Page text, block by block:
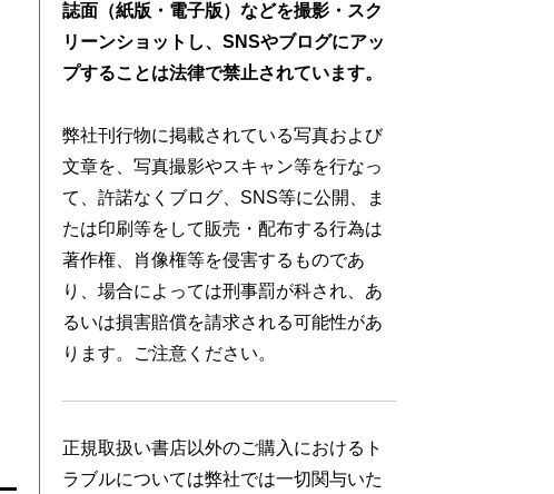
誌面（紙版・電子版）などを撮影・スク
リーンショットし、SNSやブログにアッ
プすることは法律で禁止されています。
弊社刊行物に掲載されている写真および
文章を、写真撮影やスキャン等を行なっ
て、許諾なくブログ、SNS等に公開、ま
たは印刷等をして販売・配布する行為は
著作権、肖像権等を侵害するものであ
り、場合によっては刑事罰が科され、あ
るいは損害賠償を請求される可能性があ
ります。ご注意ください。
正規取扱い書店以外のご購入におけるト
ラブルについては弊社では一切関与いた